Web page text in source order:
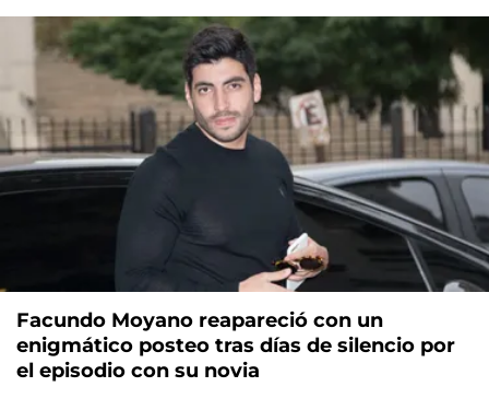
Facundo Moyano reapareció con un
enigmático posteo tras días de silencio por
el episodio con su novia